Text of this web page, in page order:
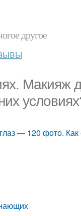
другое
Макияж
— 120 фото. Как